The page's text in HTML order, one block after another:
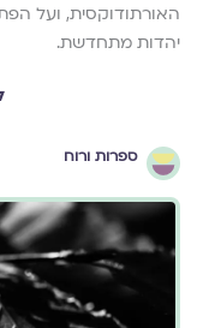
האורתודוקסית, ועל
יהדות מתחדשת.
ספרות ורוח